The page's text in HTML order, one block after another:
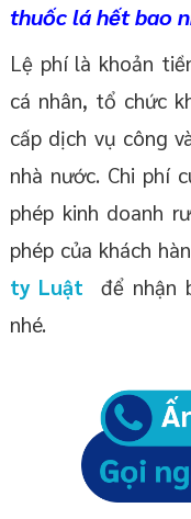
thuốc lá hết bao
Lệ phí là khoản
cá nhân, tổ chức
cấp dịch vụ công
nhà nước. Chi phí
phép kinh doanh
phép của khách
ty Luật
để nhận
nhé.